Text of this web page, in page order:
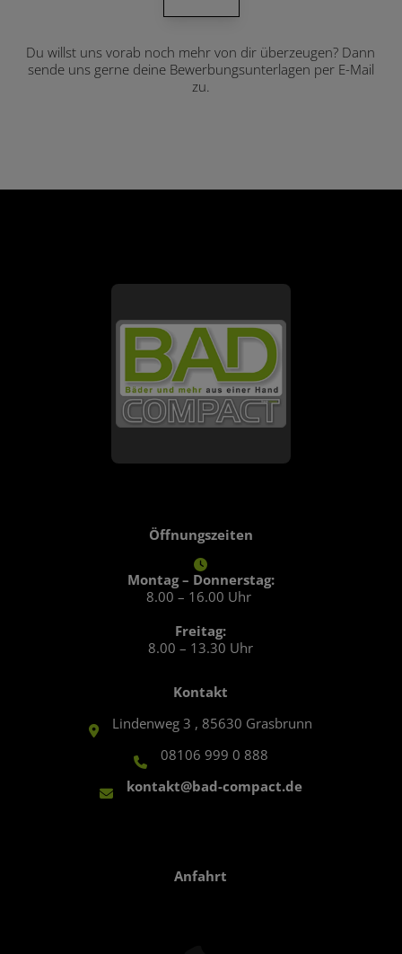
Du willst uns vorab noch mehr von dir überzeugen? Dann
sende uns gerne deine Bewerbungsunterlagen per E-Mail
zu.
Öffnungszeiten
Montag – Donnerstag:
8.00 – 16.00 Uhr
Freitag:
8.00 – 13.30 Uhr
Kontakt
Lindenweg 3 , 85630 Grasbrunn
08106 999 0 888
kontakt@bad-compact.de
Anfahrt